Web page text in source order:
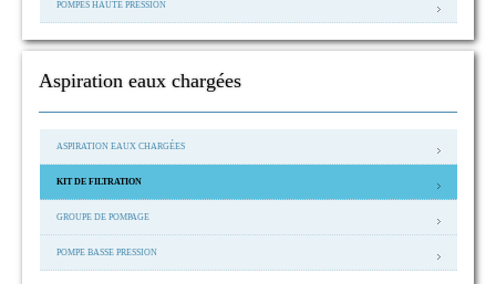
POMPES HAUTE PRESSION
Aspiration eaux chargées
ASPIRATION EAUX CHARGÉES
KIT DE FILTRATION
GROUPE DE POMPAGE
POMPE BASSE PRESSION